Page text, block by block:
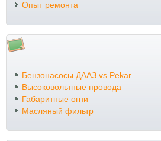
Опыт ремонта
Бензонасосы ДААЗ vs Pekar
Высоковольтные провода
Габаритные огни
Масляный фильтр